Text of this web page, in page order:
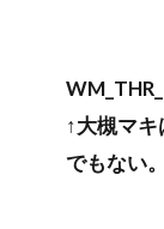
↑大槻マ
でもない。